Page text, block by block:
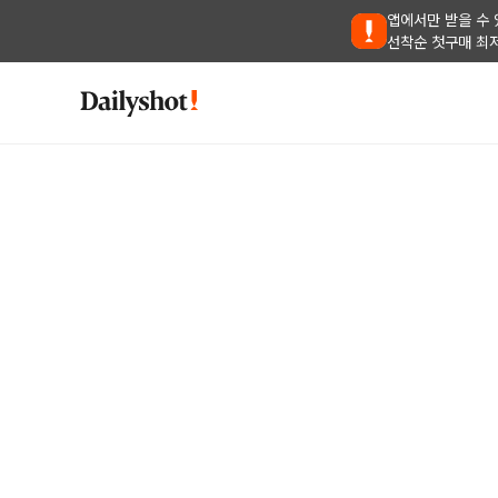
앱에서만 받을 수
선착순 첫구매 최